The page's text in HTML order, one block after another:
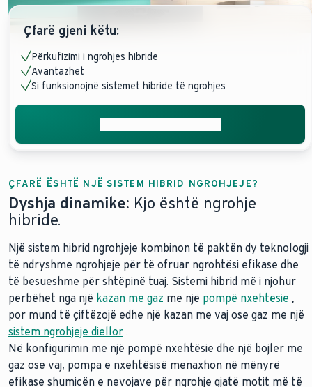
Çfarë gjeni këtu:
Përkufizimi i ngrohjes hibride
Avantazhet
Si funksionojnë sistemet hibride të ngrohjes
ÇFARË ËSHTË NJË SISTEM HIBRID NGROHJEJE?
Dyshja dinamike: Kjo është ngrohje
hibride.
Një sistem hibrid ngrohjeje kombinon të paktën dy teknologji
të ndryshme ngrohjeje për të ofruar ngrohtësi efikase dhe
të besueshme për shtëpinë tuaj. Sistemi hibrid më i njohur
përbëhet nga një kazan me gaz me një pompë nxehtësie ,
por mund të çiftëzojë edhe një kazan me vaj ose gaz me një
sistem ngrohjeje diellor .
Në konfigurimin me një pompë nxehtësie dhe një bojler me
gaz ose vaj, pompa e nxehtësisë menaxhon në mënyrë
efikase shumicën e nevojave për ngrohje gjatë motit më të